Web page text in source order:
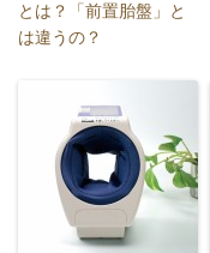
とは？「前置胎盤」と
は違うの？